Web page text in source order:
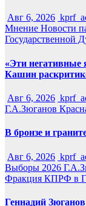
Авг 6, 2026
Мнение Новости
Государственной
«Эти негативные
Кашин
Авг 6, 2026
Г.А.Зюганов
В бронзе и
Авг 6, 2026
Выборы 2026
Фракция КПРФ в
Геннадий